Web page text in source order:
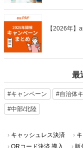
【2026年】
最
#キャンペーン #自治体
#中部/北陸
キャッシュレス決済
QRコード決済 導入
販